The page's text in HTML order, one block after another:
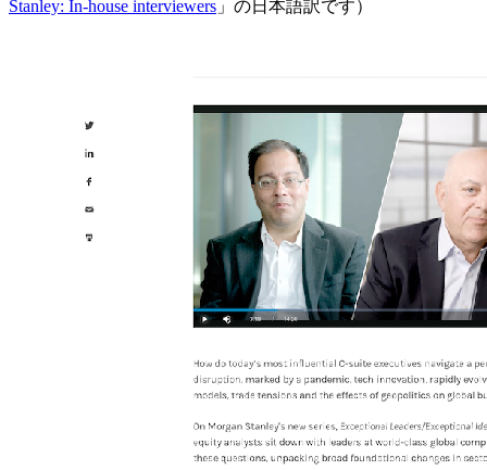
Stanley: In-house interviewers 」の日本語訳です）